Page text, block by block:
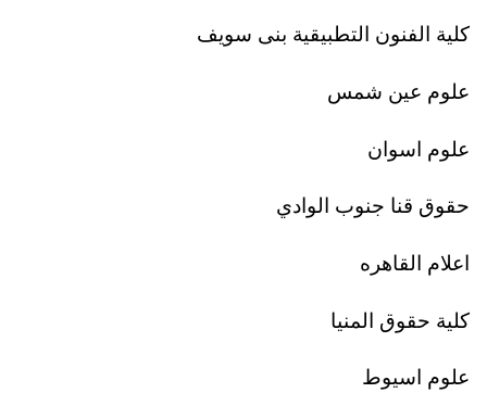
كلية الفنون التطبيقية بنى سويف
علوم عين شمس
علوم اسوان
حقوق قنا جنوب الوادي
اعلام القاهره
كلية حقوق المنيا
علوم اسيوط